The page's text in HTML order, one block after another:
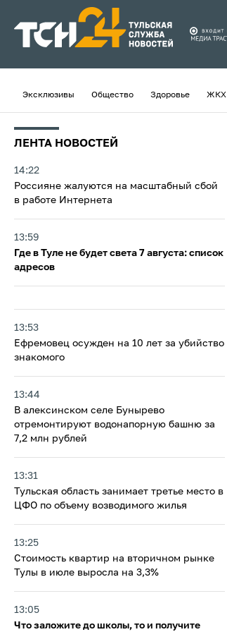
Эксклюзивы Общество Здоровье ЖКХ
ЛЕНТА НОВОСТЕЙ
14:22
Россияне жалуются на масштабный сбой
в работе Интернета
13:59
Где в Туле не будет света 7 августа: список
адресов
13:53
Ефремовец осужден на 10 лет за убийство
знакомого
13:44
В алексинском селе Бунырево
отремонтируют водонапорную башню за
7,2 млн рублей
13:31
Тульская область занимает третье место в
ЦФО по объему возводимого жилья
13:25
Стоимость квартир на вторичном рынке
Тулы в июле выросла на 3,3%
13:05
Что заложите до школы, то и получите